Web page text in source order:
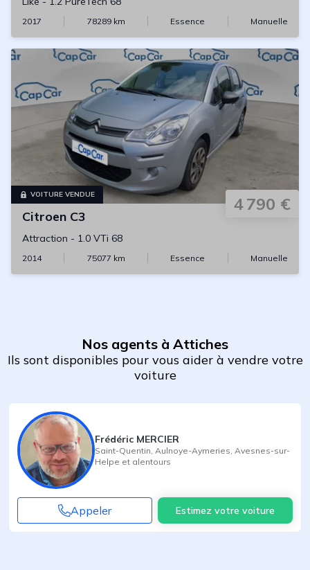
2017 78289km Essence Manuelle
VOITURE VENDUE 4 790 €
Citroen C3
Attraction - 1.0 VTi 68
2014 75077 km Essence Manuelle
Nos agents à Attiches
Ils sont disponibles pour vous aider à vendre votre
voiture
Frédéric MERCIER
Saint-Quentin Aulnoye-Aymeries Avesnes-sur-
Helpe et alentours
Appeler Estimez votre voiture